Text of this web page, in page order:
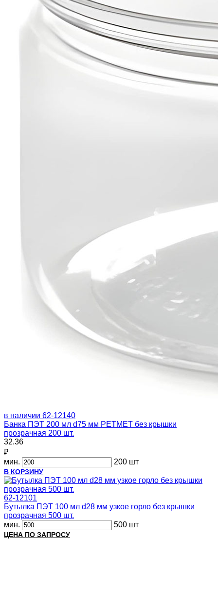
в наличии 62-12140
Банка ПЭТ 200 мл d75 мм PETMET без крышки
прозрачная 200 шт.
32.36
₽
мин.
200 шт
В КОРЗИНУ
62-12101
Бутылка ПЭТ 100 мл d28 мм узкое горло без крышки
прозрачная 500 шт.
мин.
500 шт
ЦЕНА ПО ЗАПРОСУ